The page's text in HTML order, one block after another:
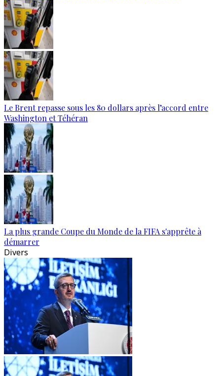
Le Brent repasse sous les 80 dollars après l’accord entre
Washington et Téhéran
La plus grande Coupe du Monde de la FIFA s'apprête à
démarrer
Divers